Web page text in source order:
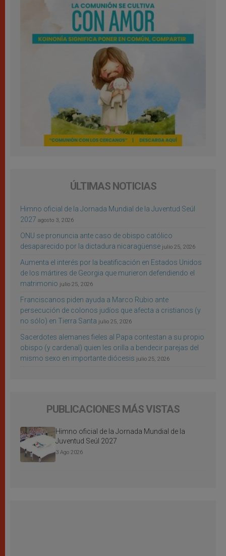
ÚLTIMAS NOTICIAS
Himno oficial de la Jornada Mundial de la Juventud Seúl
2027 agosto 3, 2026
ONU se pronuncia ante caso de obispo católico
desaparecido por la dictadura nicaragüense julio 25, 2026
Aumenta el interés por la beatificación en Estados Unidos
de los mártires de Georgia que murieron defendiendo el
matrimonio julio 25, 2026
Franciscanos piden ayuda a Marco Rubio ante
persecución de colonos judíos que afecta a cristianos (y
no sólo) en Tierra Santa julio 25, 2026
Sacerdotes alemanes fieles al Papa contestan a su propio
obispo (y cardenal) quien les orilla a bendecir parejas del
mismo sexo en importante diócesis julio 25, 2026
PUBLICACIONES MÁS VISTAS
Himno oficial de la Jornada Mundial de la
Juventud Seúl 2027
3 Ago 2026